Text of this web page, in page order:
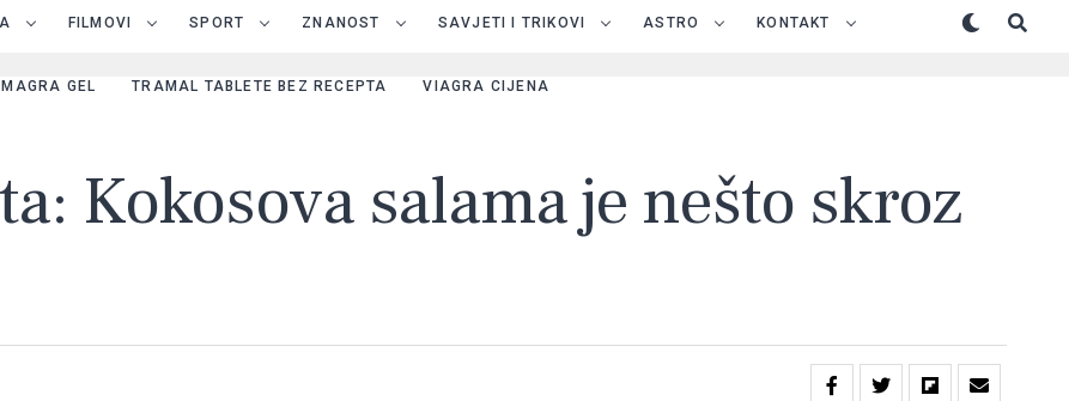
FILMOVI SPORT ZNANOST SAVJETI I TRIKOVI ASTRO KONTAKT
GEL TRAMAL TABLETE BEZ RECEPTA VIAGRA CIJENA
Kokosova salama je nešto skroz